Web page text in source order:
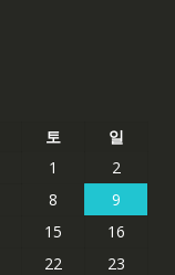
토
일
1
2
8
9
15
16
22
23